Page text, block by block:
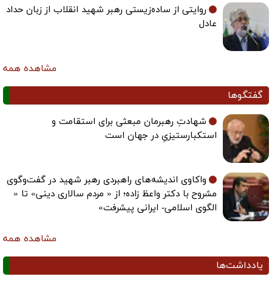
روایتی از ساده‌زیستی رهبر شهید انقلاب از زبان حداد
عادل
مشاهده همه
گفتگوها
شهادتِ رهبرمان مبعثی برای استقامت و
استکبارستیزیِ در جهان است
واکاوی اندیشه‌های راهبردی رهبر شهید در گفت‌وگوی
مشروح با دکتر واعظ زاده؛ از « مردم سالاری دینی» تا «
الگوی اسلامی- ایرانی پیشرفت»
مشاهده همه
یادداشت‌ها